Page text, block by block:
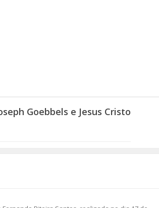
Goebbels e Jesus Cristo